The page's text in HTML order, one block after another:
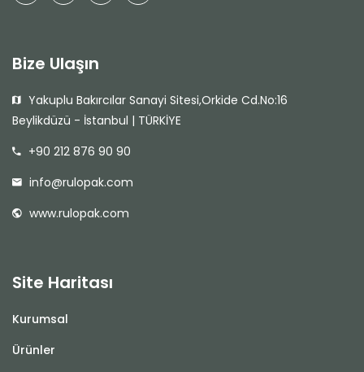
Bize Ulaşın
Yakuplu Bakırcılar Sanayi Sitesi,Orkide Cd.No:16
Beylikdüzü - İstanbul | TÜRKİYE
+90 212 876 90 90
info@rulopak.com
www.rulopak.com
Site Haritası
Kurumsal
Ürünler